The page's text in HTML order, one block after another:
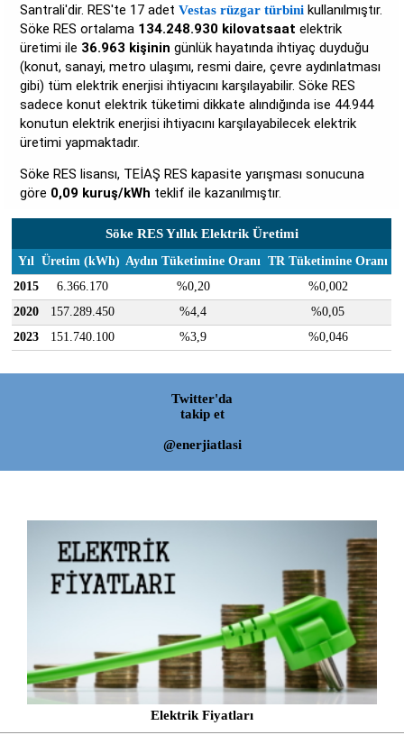
Santrali'dir. RES'te 17 adetVestas rüzgar türbini kullanılmıştır.
Söke RES ortalama 134.248.930 kilovatsaat elektrik
üretimi ile 36.963 kişinin günlük hayatında ihtiyaç duyduğu
(konut, sanayi, metro ulaşımı, resmi daire, çevre aydınlatması
gibi) tüm elektrik enerjisi ihtiyacını karşılayabilir. Söke RES
sadece konut elektrik tüketimi dikkate alındığında ise 44.944
konutun elektrik enerjisi ihtiyacını karşılayabilecek elektrik
üretimi yapmaktadır.
Söke RES lisansı, TEİAŞ RES kapasite yarışması sonucuna
göre 0,09 kuruş/kWh teklif ile kazanılmıştır.
Söke RES Yıllık Elektrik Üretimi
Yıl Üretim (kWh) Aydın Tüketimine Oranı TR Tüketimine Oranı
2015
6.366.170 %0,20
%0,002
2020
157.289.450 %4,4
%0,05
2023
151.740.100 %3,9 %0,046
Twitter'da
takip et
@enerjiatlasi
Elektrik Fiyatları